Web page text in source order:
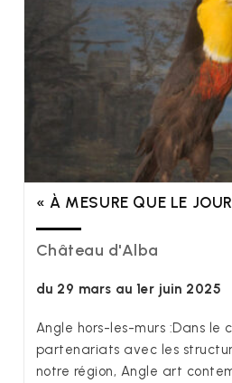
« À MESURE QUE LE
Château d'Alba
du 29 mars au 1er juin 2025
Angle hors-les-murs :Dans le
partenariats avec les
notre région, Angle art